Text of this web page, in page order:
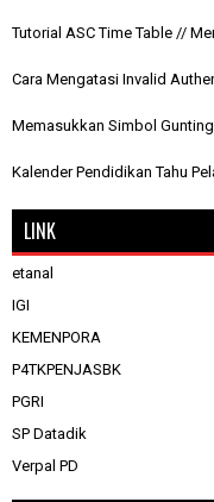
Tutorial ASC Time Table //
Cara Mengatasi Invalid
Memasukkan Simbol
Kalender Pendidikan Tahu
LINK
etanal
IGI
KEMENPORA
P4TKPENJASBK
PGRI
SP Datadik
Verpal PD